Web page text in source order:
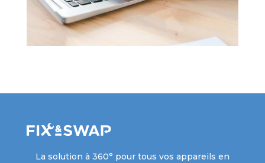
La solution à 360° pour tous vos appareils en